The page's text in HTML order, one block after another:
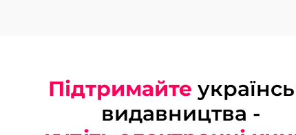
Підтримайте
видавництва -